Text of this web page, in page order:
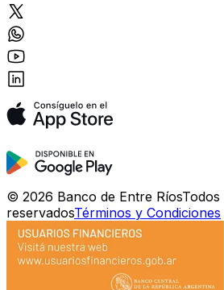
© 2026 Banco de Entre Ríos
reservadosTérminos y Condiciones